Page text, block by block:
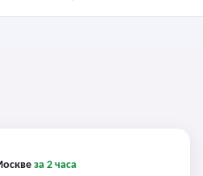
за 2 часа